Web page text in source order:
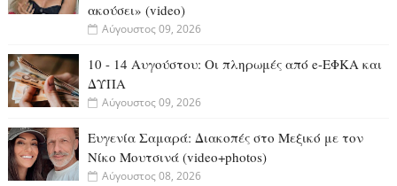
ακούσει» (video)
Αύγουστος 09, 2026
10 - 14 Αυγούστου: Οι πληρωμές από e-ΕΦΚΑ και
ΔΥΠΑ
Αύγουστος 09, 2026
Ευγενία Σαμαρά: Διακοπές στο Μεξικό με τον
Νίκο Μουτσινά (video+photos)
Αύγουστος 08, 2026